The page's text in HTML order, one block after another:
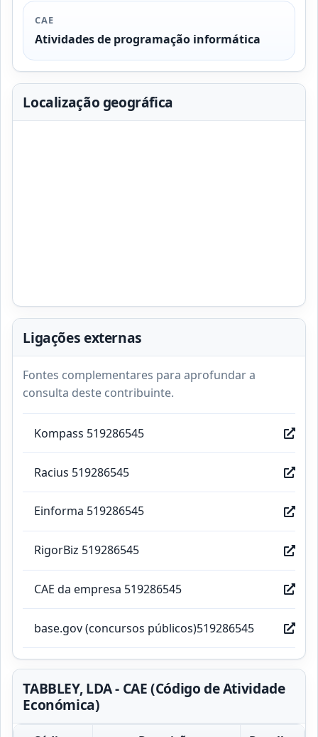
CAE
Atividades de programação informática
Localização geográfica
Ligações externas
Fontes complementares para aprofundar a
consulta deste contribuinte.
Kompass 519286545
Racius 519286545
Einforma 519286545
RigorBiz 519286545
CAE da empresa 519286545
base.gov (concursos públicos)519286545
TABBLEY, LDA - CAE (Código de Atividade
Económica)